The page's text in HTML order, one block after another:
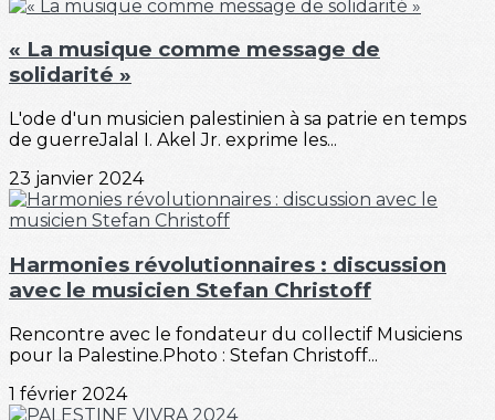
« La musique comme message de
solidarité »
L'ode d'un musicien palestinien à sa patrie en temps
de guerreJalal I. Akel Jr. exprime les...
23 janvier 2024
Harmonies révolutionnaires : discussion
avec le musicien Stefan Christoff
Rencontre avec le fondateur du collectif Musiciens
pour la Palestine.Photo : Stefan Christoff...
1 février 2024